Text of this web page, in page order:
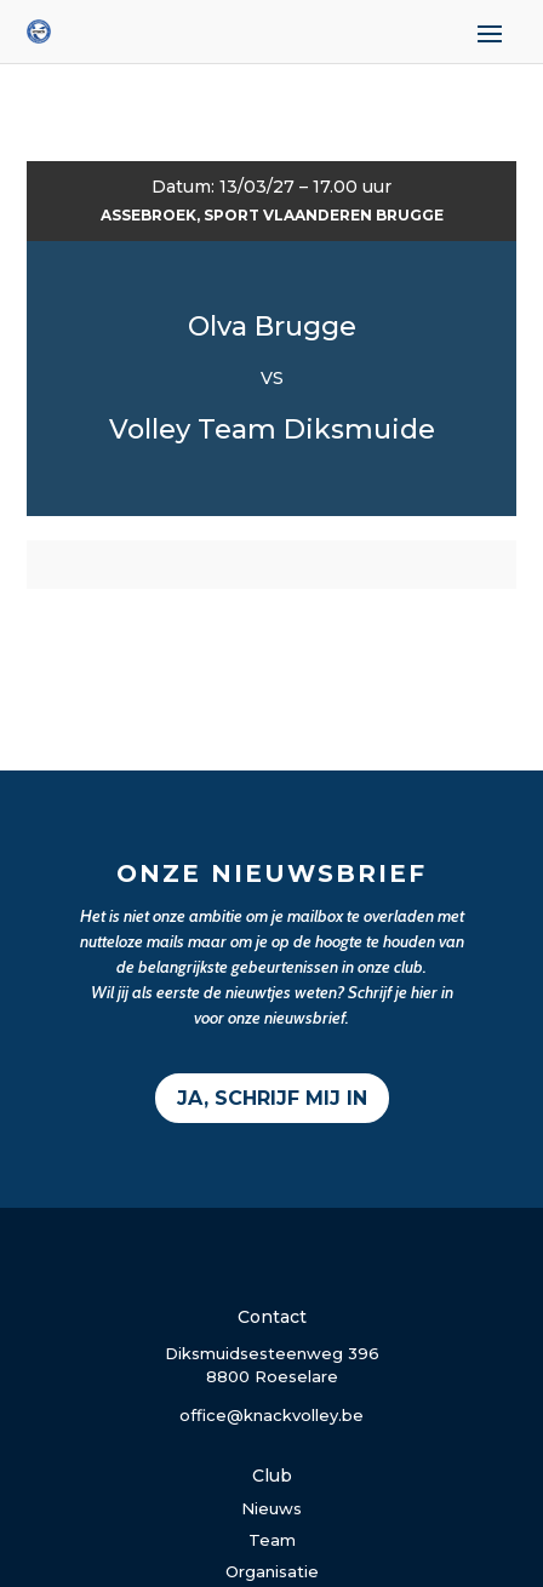
Datum: 13/03/27 – 17.00 uur
ASSEBROEK, SPORT VLAANDEREN BRUGGE
Olva Brugge
VS
Volley Team Diksmuide
ONZE NIEUWSBRIEF
Het is niet onze ambitie om je mailbox te overladen met
nutteloze mails maar om je op de hoogte te houden van
de belangrijkste gebeurtenissen in onze club.
Wil jij als eerste de nieuwtjes weten? Schrijf je hier in
voor onze nieuwsbrief.
JA, SCHRIJF MIJ IN
Contact
Diksmuidsesteenweg 396
8800 Roeselare
office@knackvolley.be
Club
Nieuws
Team
Organisatie